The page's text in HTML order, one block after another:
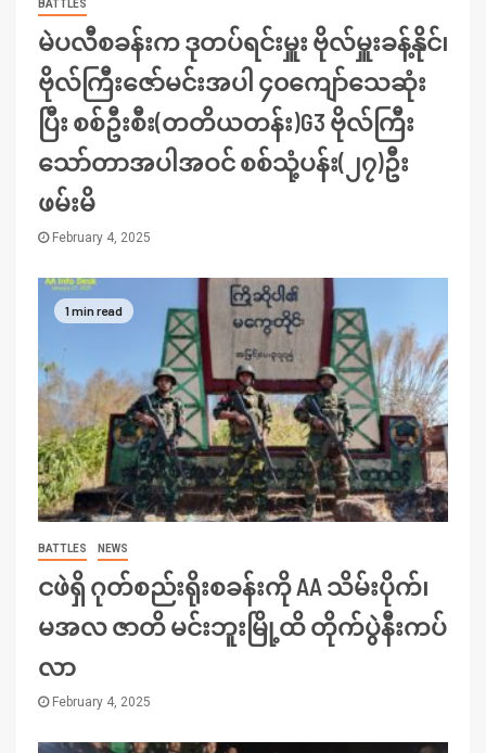
BATTLES
မဲပလီစခန်းက ဒုတပ်ရင်းမှူး ဗိုလ်မှူးခန့်နိုင်၊
ဗိုလ်ကြီးဇော်မင်းအပါ ၄၀ကျော်သေဆုံး
ပြီး စစ်ဦးစီး(တတိယတန်း)G3 ဗိုလ်ကြီး
သော်တာအပါအဝင် စစ်သုံ့ပန်း(၂၇)ဦး
ဖမ်းမိ
February 4, 2025
1 min read
BATTLES NEWS
ငဖဲရှိ ဂုတ်စည်းရိုးစခန်းကို AA သိမ်းပိုက်၊
မအလ ဇာတိ မင်းဘူးမြို့ထိ တိုက်ပွဲနီးကပ်
လာ
February 4, 2025